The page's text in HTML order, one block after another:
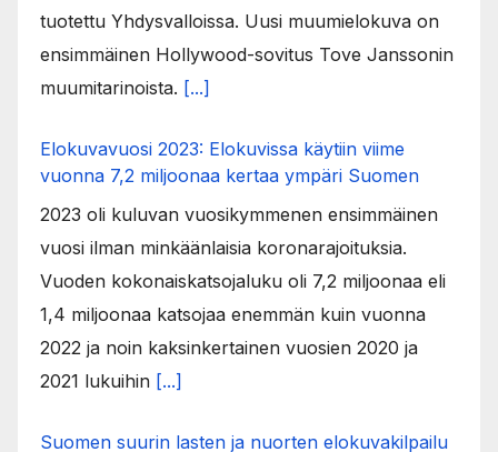
tuotettu Yhdysvalloissa. Uusi muumielokuva on
ensimmäinen Hollywood-sovitus Tove Janssonin
muumitarinoista. [...]
Elokuvavuosi 2023: Elokuvissa käytiin viime
vuonna 7,2 miljoonaa kertaa ympäri Suomen
2023 oli kuluvan vuosikymmenen ensimmäinen
vuosi ilman minkäänlaisia koronarajoituksia.
Vuoden kokonaiskatsojaluku oli 7,2 miljoonaa eli
1,4 miljoonaa katsojaa enemmän kuin vuonna
2022 ja noin kaksinkertainen vuosien 2020 ja
2021 lukuihin [...]
Suomen suurin lasten ja nuorten elokuvakilpailu